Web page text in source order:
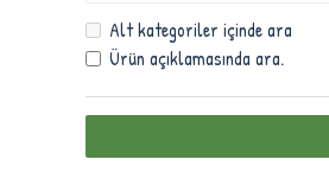
Alt kategoriler içinde ara
Ürün açıklamasında ara.